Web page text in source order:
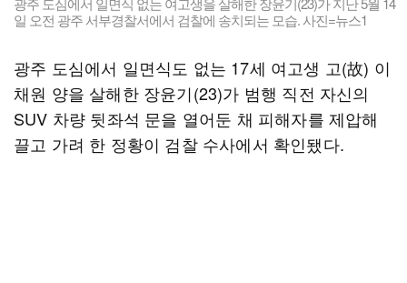
일 오전 광주 서부경찰서에서 검찰에 송치되는 모습. 사진=뉴스1
광주 도심에서 일면식도 없는 17세 여고생 고(故) 이
채원 양을 살해한 장윤기(23)가 범행 직전 자신의
SUV 차량 뒷좌석 문을 열어둔 채 피해자를 제압해
끌고 가려 한 정황이 검찰 수사에서 확인됐다.